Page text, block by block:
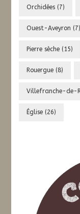
Orchidées (7)
Ouest-Aveyron (7)
Pierre sèche (15)
Rouergue (8)
Villefranche-de-
Église (26)